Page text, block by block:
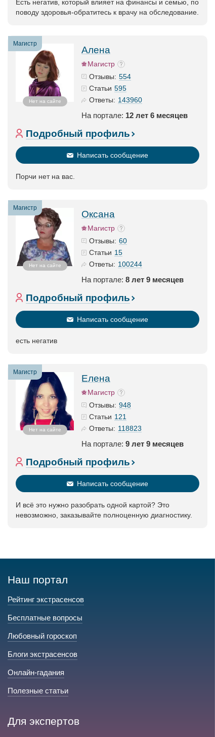
Есть негатив, который влияет на финансы и семью, по
поводу здоровья-обратитесь к врачу на обследование.
Магистр
Нет на сайте
Алена
Магистр
Отзывы: 554
Статьи 595
Ответы: 143960
На портале: 12 лет 6 месяцев
Подробный профиль
Написать сообщение
Порчи нет на вас.
Магистр
Нет на сайте
Оксана
Магистр
Отзывы: 60
Статьи 15
Ответы: 100244
На портале: 8 лет 9 месяцев
Подробный профиль
Написать сообщение
есть негатив
Магистр
Нет на сайте
Елена
Магистр
Отзывы: 948
Статьи 121
Ответы: 118823
На портале: 9 лет 9 месяцев
Подробный профиль
Написать сообщение
И всё это нужно разобрать одной картой? Это
невозможно, заказывайте полноценную диагностику.
Наш портал
Рейтинг экстрасенсов
Бесплатные вопросы
Любовный гороскоп
Блоги экстрасенсов
Онлайн-гадания
Полезные статьи
Для экспертов